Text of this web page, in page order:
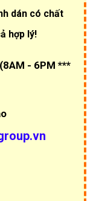
dán có chất
hợp lý!
(8AM - 6PM ***